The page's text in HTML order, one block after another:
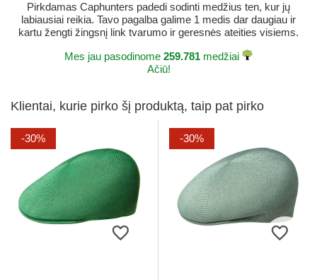
Pirkdamas Caphunters padedi sodinti medžius ten, kur jų
labiausiai reikia. Tavo pagalba galime 1 medis dar daugiau ir
kartu žengti žingsnį link tvarumo ir geresnės ateities visiems.
Mes jau pasodinome 259.781 medžiai
Ačiū!
Klientai, kurie pirko šį produktą, taip pat pirko
-30% -30%